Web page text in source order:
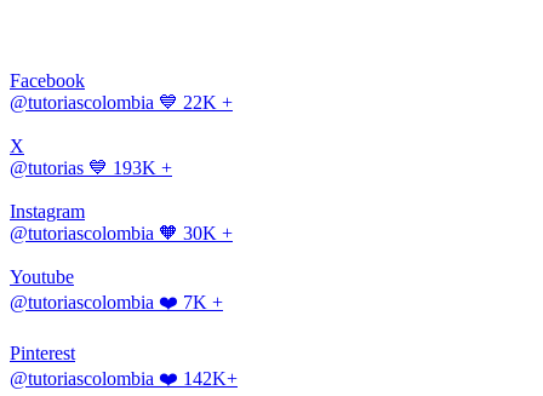
Facebook
@tutoriascolombia 💙 22K +
X
@tutorias 💙 193K +
Instagram
@tutoriascolombia 🧡 30K +
Youtube
@tutoriascolombia ❤️ 7K +
Pinterest
@tutoriascolombia ❤️ 142K+